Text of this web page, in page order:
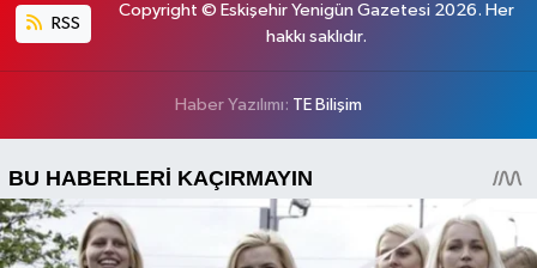
RSS
Copyright © Eskişehir Yenigün Gazetesi 2026. Her
hakkı saklıdır.
Haber Yazılımı: TE Bilişim